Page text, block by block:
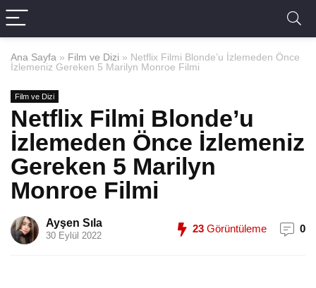
Ana Sayfa » Film ve Dizi » Netflix Filmi Blonde’u İzlemeden Önce
İzlemeniz Gereken 5 Marilyn Monroe Filmi
Film ve Dizi
Netflix Filmi Blonde’u
İzlemeden Önce İzlemeniz
Gereken 5 Marilyn
Monroe Filmi
Ayşen Sıla
30 Eylül 2022
23 Görüntüleme 0